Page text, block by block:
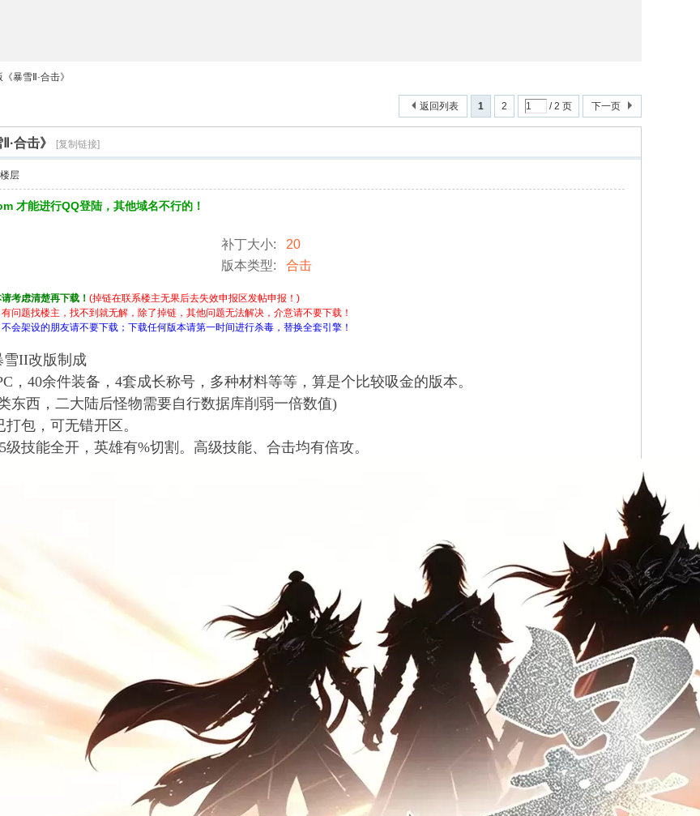
暴雪Ⅱ·合击》
1 2 / 2 页 下一页
返回列表
合击》 [复制链接]
层
才能进行QQ登陆，其他域名不行的！
补丁大小:
20
版本类型: 合击
考虑清楚再下载！ (掉链在联系楼主无果后去失效申报区发帖申报！)
问题找楼主，找不到就无解，除了掉链，其他问题无法解决，介意请不要下载！
会架设的朋友请不要下载；下载任何版本请第一时间进行杀毒，替换全套引擎！
雪II改版制成
，40余件装备，4套成长称号，多种材料等等，算是个比较吸金的版本。
东西，二大陆后怪物需要自行数据库削弱一倍数值)
包，可无错开区。
技能全开，英雄有%切割。高级技能、合击均有倍攻。